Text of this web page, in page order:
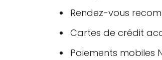
Rendez-vous
Cartes de crédit
Paiements mobiles